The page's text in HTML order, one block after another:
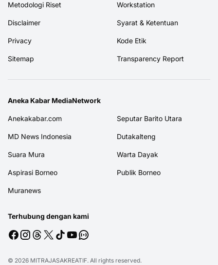
Metodologi Riset Workstation
Disclaimer Syarat & Ketentuan
Privacy Kode Etik
Sitemap Transparency Report
Aneka Kabar MediaNetwork
Anekakabar.com Seputar Barito Utara
MD News Indonesia Dutakalteng
Suara Mura Warta Dayak
Aspirasi Borneo Publik Borneo
Muranews
Terhubung dengan kami
© 2026 MITRAJASAKREATIF. All rights reserved.